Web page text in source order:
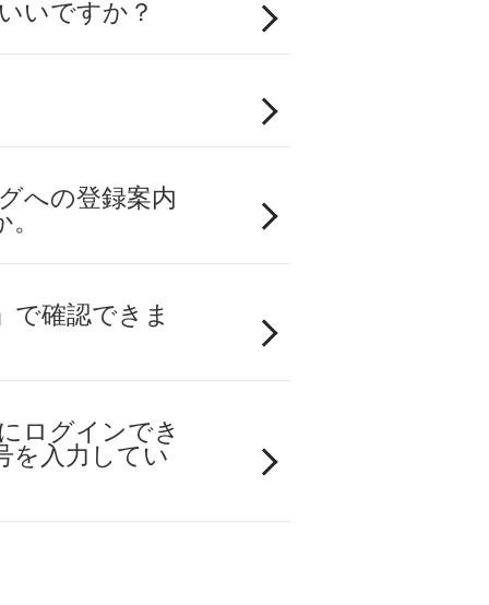
いですか？
への登録案内
で確認できま
ログインでき
を入力してい